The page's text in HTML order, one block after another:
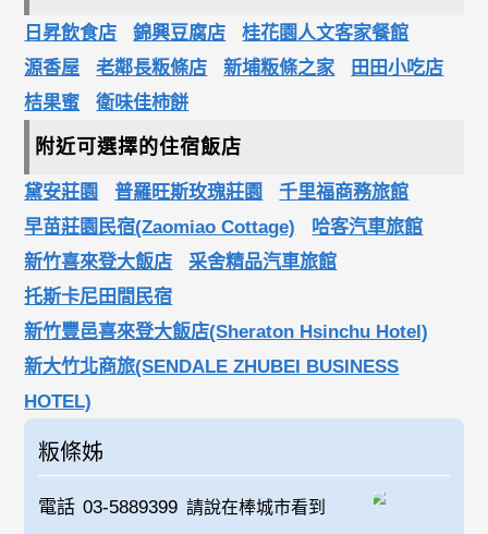
日昇飲食店 錦興豆腐店
桂花園人文客家餐館
源香屋
老鄰長粄條店 新埔粄條之家
田田小吃店
桔果蜜
衛味佳柿餅
附近可選擇的住宿飯店
黛安莊園 普羅旺斯玫瑰莊園
千里福商務旅館
早苗莊園民宿(Zaomiao Cottage)
哈客汽車旅館
新竹喜來登大飯店
采舍精品汽車旅館
托斯卡尼田間民宿
新竹豐邑喜來登大飯店(Sheraton Hsinchu Hotel)
新大竹北商旅(SENDALE ZHUBEI BUSINESS
HOTEL)
粄條姊
電話 03-5889399 請說在棒城市看到